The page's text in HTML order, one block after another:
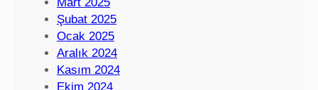
Mart 2025
Şubat 2025
Ocak 2025
Aralık 2024
Kasım 2024
Ekim 2024